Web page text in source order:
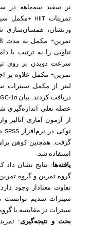
نر سفید سه‌ماهه در سه
تمریناتHIIT +
مکمل
وزنشان، همسان‌سازی
سرعت دویدن بر روی
لیتر از مکمل سیترات
دریافت کردند. بیانPGC-1α
عضله نعلی اندازه‌گیری شد.
از آزمون آماری آنالیز
توکی در نرم‌افزارSPSSدر
گرفت. همچنین کوهن برای
استفاده شد.
یافته‌ها: نتایج نشان داد که
گروه تمرین و گروه
تفاوت معنادار وجود دارد (001/ 0
سیترات سدیم توانست
سیترات در مقایسه با گروه
بحث و نتیجه‌گیری :